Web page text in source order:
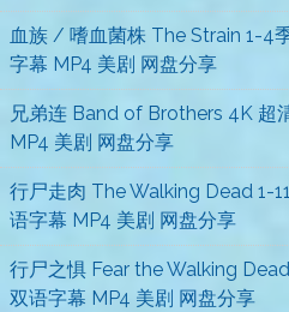
血族 / 嗜血菌株 The Strain 1-4
字幕 MP4 美剧 网盘分享
兄弟连 Band of Brothers 4K 超
MP4 美剧 网盘分享
行尸走肉 The Walking Dead 1-
语字幕 MP4 美剧 网盘分享
行尸之惧 Fear the Walking
双语字幕 MP4 美剧 网盘分享